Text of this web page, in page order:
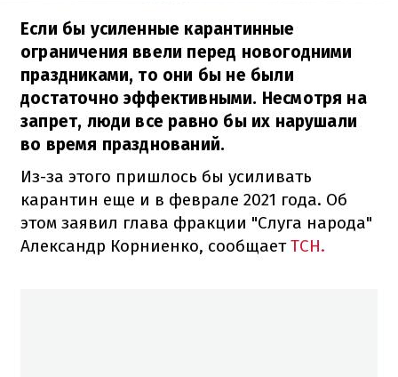
Если бы усиленные карантинные
ограничения ввели перед новогодними
праздниками, то они бы не были
достаточно эффективными. Несмотря на
запрет, люди все равно бы их нарушали
во время празднований.
Из-за этого пришлось бы усиливать
карантин еще и в феврале 2021 года. Об
этом заявил глава фракции "Слуга народа"
Александр Корниенко, сообщаетТСН.